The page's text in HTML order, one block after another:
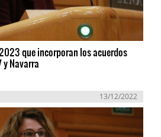
que incorporan los acuerdos
y Navarra
13/12/2022